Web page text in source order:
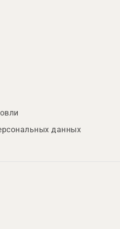
данных